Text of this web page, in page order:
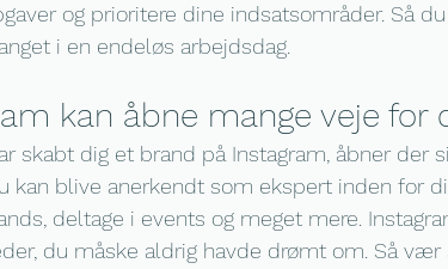
og prioritere dine indsatsområder. Så
i en endeløs arbejdsdag.
kan åbne mange veje for
skabt dig et brand på Instagram, åbner der
kan blive anerkendt som ekspert inden for
deltage i events og meget mere.
du måske aldrig havde drømt om. Så